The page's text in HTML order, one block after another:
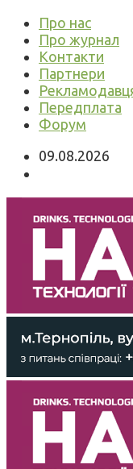
Про нас
Про журнал
Контакти
Партнери
Передплата
Форум
09.08.2026